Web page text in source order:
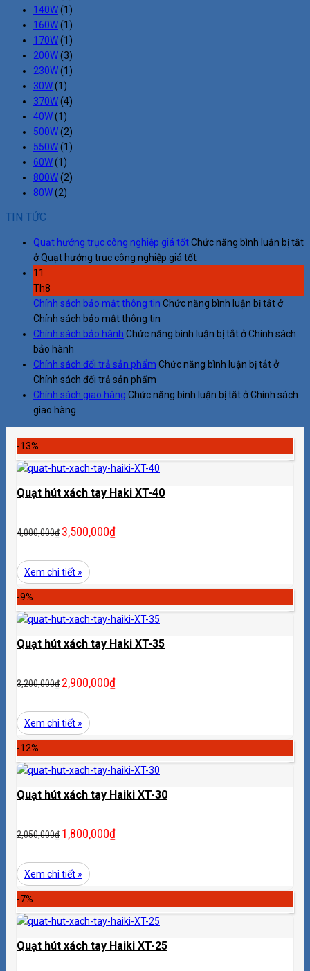
140W(1)
160W(1)
170W(1)
200W(3)
230W(1)
30W(1)
370W(4)
40W(1)
500W(2)
550W(1)
60W(1)
800W(2)
80W(2)
TIN TỨC
Quạt hướng trục công nghiệp giá tốtChức năng bình luận bị tắt
ở Quạt hướng trục công nghiệp giá tốt
11
Th8
Chính sách bảo mật thông tin Chức năng bình luận bị tắtở
Chính sách bảo mật thông tin
Chính sách bảo hành Chức năng bình luận bị tắtở Chính sách
bảo hành
Chính sách đổi trả sản phẩm Chức năng bình luận bị tắtở
Chính sách đổi trả sản phẩm
Chính sách giao hàng Chức năng bình luận bị tắtở Chính sách
giao hàng
-13%
Quạt hút xách tay Haki XT-40
4,000,000₫ 3,500,000₫
Xem chi tiết »
-9%
Quạt hút xách tay Haki XT-35
3,200,000₫ 2,900,000₫
Xem chi tiết »
-12%
Quạt hút xách tay Haiki XT-30
2,050,000₫ 1,800,000₫
Xem chi tiết »
-7%
Quạt hút xách tay Haiki XT-25